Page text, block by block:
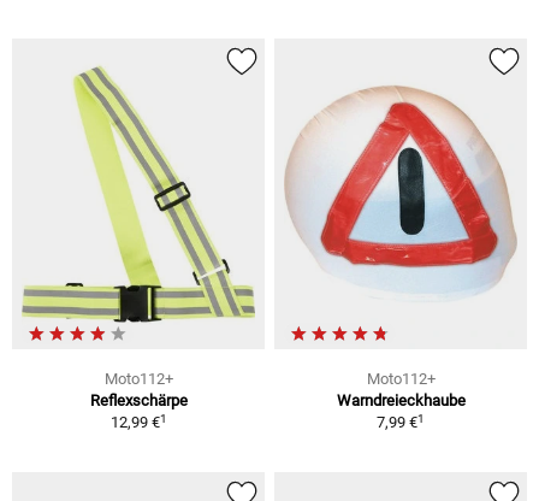
Moto112+
Reflexschärpe
12,99 €1
Moto112+
Warndreieckhaube
7,99 €1